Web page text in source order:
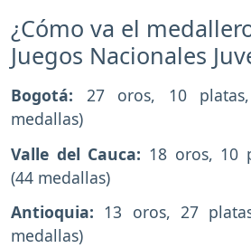
¿Cómo va el
Juegos Nacionales
Bogotá: 27 oros, 10
medallas)
Valle del Cauca: 18 oros, 10
(44 medallas)
Antioquia: 13 oros, 27
medallas)